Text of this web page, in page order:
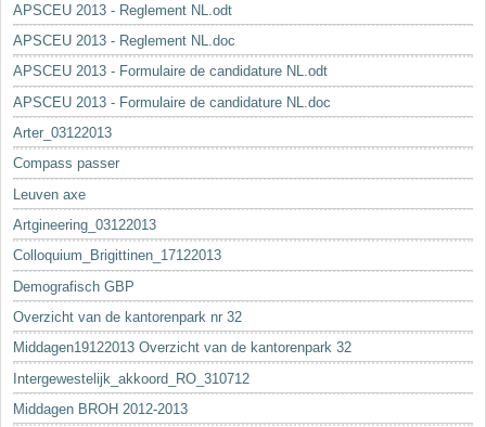
APSCEU 2013 - Reglement NL.odt
APSCEU 2013 - Reglement NL.doc
APSCEU 2013 - Formulaire de candidature NL.odt
APSCEU 2013 - Formulaire de candidature NL.doc
Arter_03122013
Compass passer
Leuven axe
Artgineering_03122013
Colloquium_Brigittinen_17122013
Demografisch GBP
Overzicht van de kantorenpark nr 32
Middagen19122013 Overzicht van de kantorenpark 32
Intergewestelijk_akkoord_RO_310712
Middagen BROH 2012-2013